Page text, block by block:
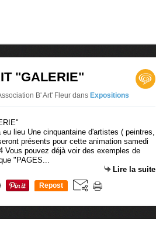
"GALERIE"
B' Art' Fleur dans Expositions
lieu Une cinquantaine d'artistes ( peintres,
présents pour cette animation samedi
Vous pouvez déjà voir des exemples de
"PAGES...
Lire la suite
Repost